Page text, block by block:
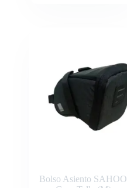
Bolso Asiento SAHOO